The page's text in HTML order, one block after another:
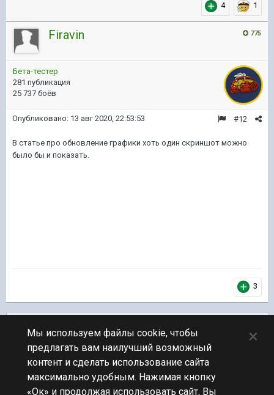
4 1
775
Firavin
Бета-тестер
281 публикация
25 737 боёв
#12
Опубликовано: 13 авг 2020, 22:53:53
В статье про обновление графики хоть один скриншот можно
было бы и показать.
3
ПЕРЕЙТИ К СПИСКУ ТЕМ
Новости разработки
Мы используем файлы cookie, чтобы
предлагать вам наилучший возможный
контент и сделать использование сайта
максимально удобным. Нажимая кнопку
«Ок» и продолжая использовать сайт, Вы
×